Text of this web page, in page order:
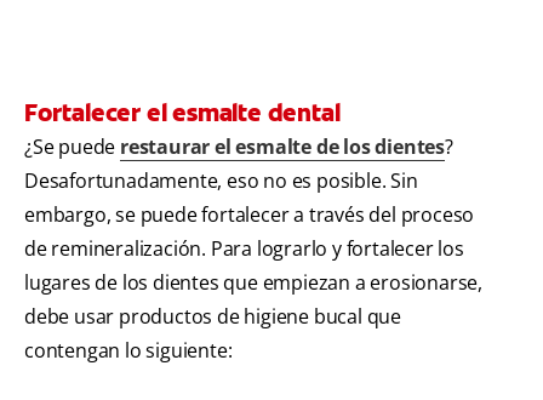
Fortalecer el esmalte dental
¿Se puede restaurar el esmalte de los dientes?
Desafortunadamente, eso no es posible. Sin
embargo, se puede fortalecer a través del proceso
de remineralización. Para lograrlo y fortalecer los
lugares de los dientes que empiezan a erosionarse,
debe usar productos de higiene bucal que
contengan lo siguiente: